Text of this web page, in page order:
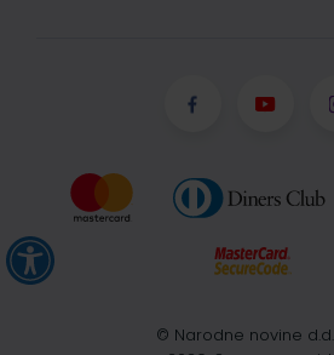
© Narodne novine